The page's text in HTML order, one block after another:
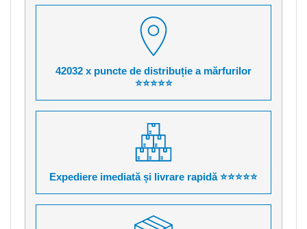
42032 x puncte de distribuție a mărfurilor
⭐⭐⭐⭐⭐
Expediere imediată și livrare rapidă ⭐⭐⭐⭐⭐